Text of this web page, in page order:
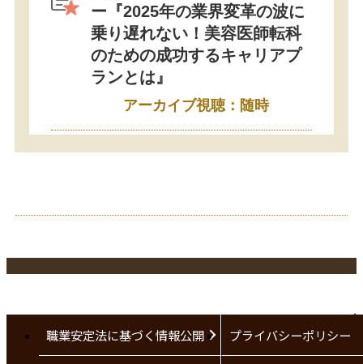
ー『2025年の業界変革の波に
乗り遅れない！美容医師転科
のための成功するキャリアプ
ランとは』
アーカイブ視聴：随時
職業安定法に基づく情報公開 プライバシーポリシー